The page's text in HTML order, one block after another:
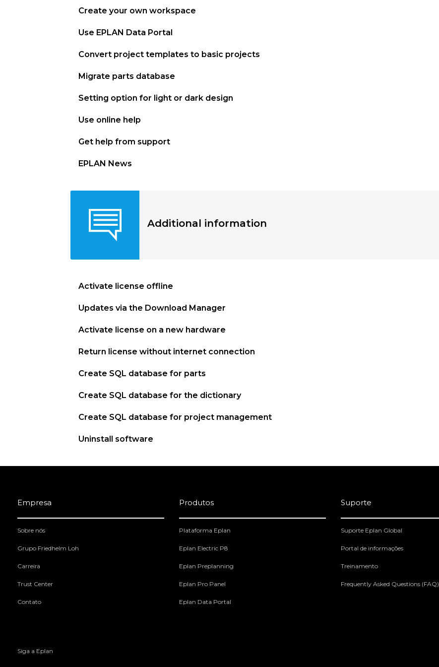
Create your own workspace
Use EPLAN Data Portal
Convert project templates to basic projects
Migrate parts database
Setting option for light or dark design
Use online help
Get help from support
EPLAN News
Additional information
Activate license offline
Updates via the Download Manager
Activate license on a new hardware
Return license without internet connection
Create SQL database for parts
Create SQL database for the dictionary
Create SQL database for project management
Uninstall software
Empresa
Sobre nós
Grupo Friedhelm Loh
Carreira
Trust Center
Contato
Produtos
Plataforma Eplan
Eplan Electric P8
Eplan Preplanning
Eplan Pro Panel
Eplan Data Portal
Suporte
Suporte Eplan Global
Portal de informações
Treinamento
Frequently Asked Questions (FAQ)
Siga a Eplan